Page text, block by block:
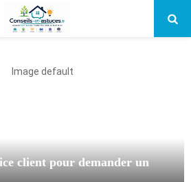
client pour demander un